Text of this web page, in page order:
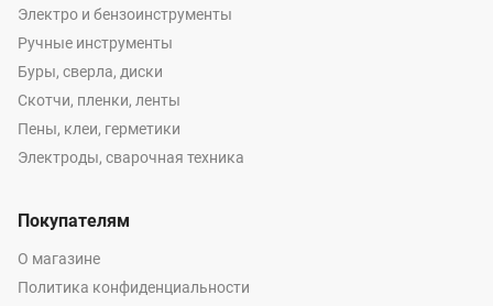
Электро и бензоинструменты
Ручные инструменты
Буры, сверла, диски
Скотчи, пленки, ленты
Пены, клеи, герметики
Электроды, сварочная техника
Покупателям
О магазине
Политика конфиденциальности